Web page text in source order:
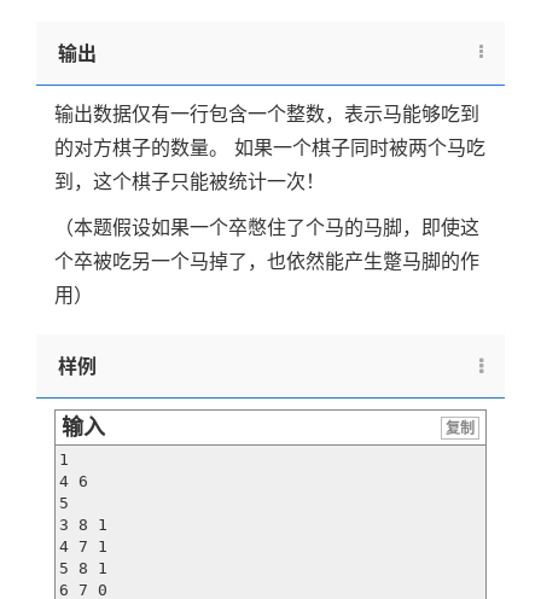
输出
输出数据仅有一行包含一个整数，表示马能够吃到
的对方棋子的数量。 如果一个棋子同时被两个马吃
到，这个棋子只能被统计一次！
（本题假设如果一个卒憋住了个马的马脚，即使这
个卒被吃另一个马掉了，也依然能产生蹩马脚的作
用）
样例
输入
复制
1
4 6
5
3 8 1
4 7 1
5 8 1
6 7 0